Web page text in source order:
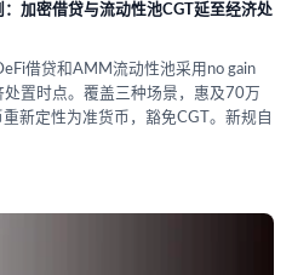
加密借贷与流动性池CGT延至经济处
借贷和AMM流动性池采用no gain
置时点。覆盖三种场景，惠及70万
新定性为准货币，豁免CGT。新规自